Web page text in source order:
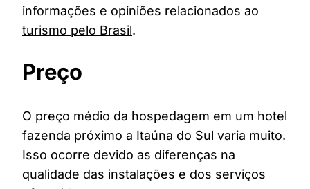
informações e opiniões relacionados ao
turismo pelo Brasil.
Preço
O preço médio da hospedagem em um hotel
fazenda próximo a Itaúna do Sul varia muito.
Isso ocorre devido as diferenças na
qualidade das instalações e dos serviços